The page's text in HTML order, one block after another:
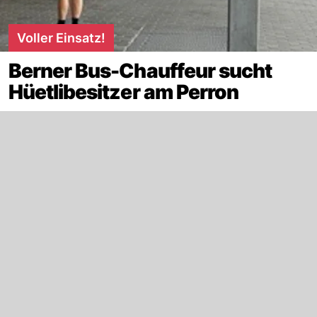
Voller Einsatz!
Berner Bus-Chauffeur sucht
Hüetlibesitzer am Perron